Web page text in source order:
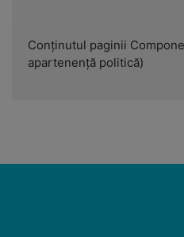
Conținutul paginii
apartenență politică)